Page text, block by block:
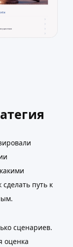
путь к
сценариев.
оценка